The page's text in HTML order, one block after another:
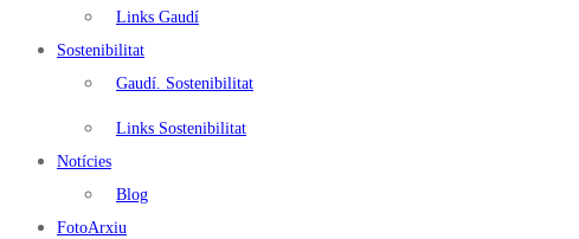
Links Gaudí
Sostenibilitat
Gaudí. Sostenibilitat
Links Sostenibilitat
Notícies
Blog
FotoArxiu